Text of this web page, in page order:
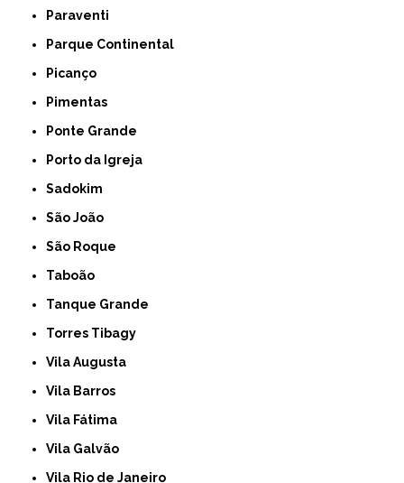
Paraventi
Parque Continental
Picanço
Pimentas
Ponte Grande
Porto da Igreja
Sadokim
São João
São Roque
Taboão
Tanque Grande
Torres Tibagy
Vila Augusta
Vila Barros
Vila Fátima
Vila Galvão
Vila Rio de Janeiro